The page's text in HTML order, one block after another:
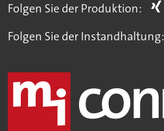
Folgen Sie der Produktion:
Folgen Sie der Instandhaltung: